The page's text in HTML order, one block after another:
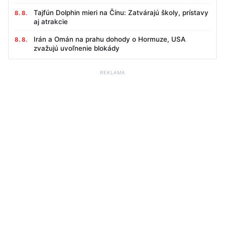
8. 8.
Tajfún Dolphin mieri na Čínu: Zatvárajú školy, prístavy
aj atrakcie
8. 8.
Irán a Omán na prahu dohody o Hormuze, USA
zvažujú uvoľnenie blokády
REKLAMA